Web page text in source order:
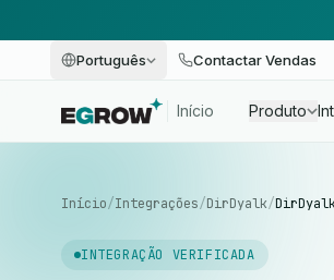
Português Contactar Vendas
Início Produto
Início/Integrações/DirDyalk/
INTEGRAÇÃO VERIFICADA